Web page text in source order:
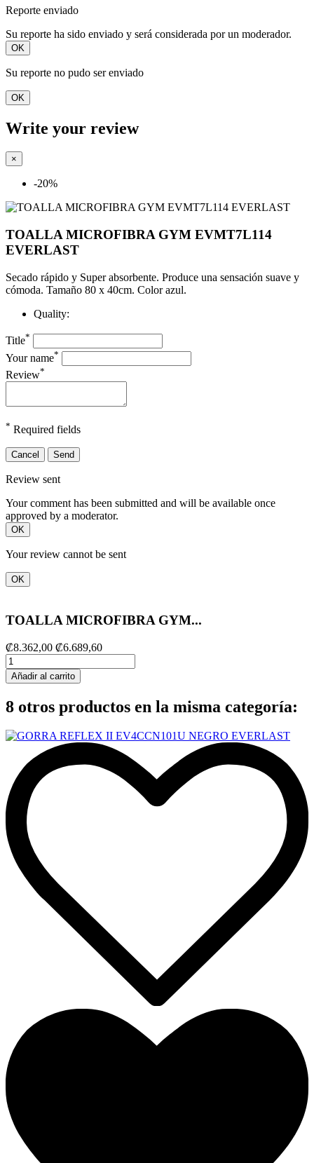
Reporte enviado
Su reporte ha sido enviado y será considerada por un moderador.
OK
Su reporte no pudo ser enviado
OK
Write your review
×
-20%
TOALLA MICROFIBRA GYM EVMT7L114
EVERLAST
Secado rápido y Super absorbente. Produce una sensación suave y
cómoda. Tamaño 80 x 40cm. Color azul.
Quality:
Title*
Your name*
Review*
* Required fields
Cancel Send
Review sent
Your comment has been submitted and will be available once
approved by a moderator.
OK
Your review cannot be sent
OK
TOALLA MICROFIBRA GYM...
₡8.362,00 ₡6.689,60
Añadir al carrito
8 otros productos en la misma categoría: